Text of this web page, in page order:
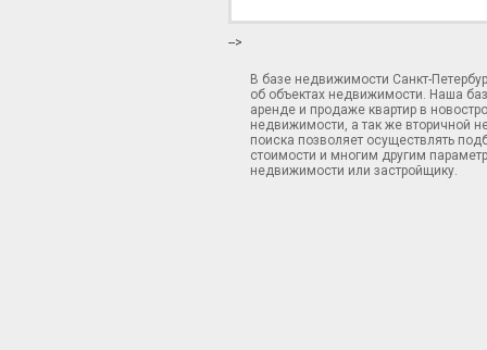
-->
В базе недвижимости Санкт-
об объектах недвижимости. Наша
аренде и продаже квартир в
недвижимости, а так же вторичной
поиска позволяет осуществлять
стоимости и многим другим
недвижимости или застройщику.